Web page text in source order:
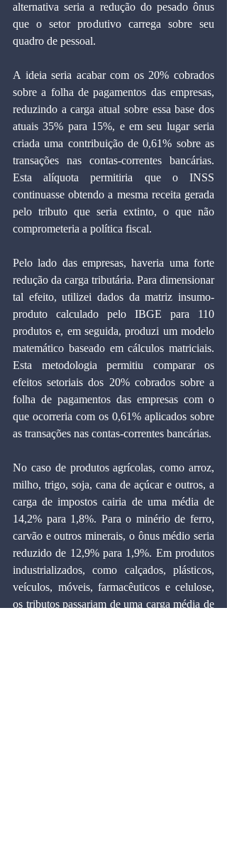
alternativa seria a redução do pesado ônus
que o setor produtivo carrega sobre seu
quadro de pessoal.
A ideia seria acabar com os 20% cobrados
sobre a folha de pagamentos das empresas,
reduzindo a carga atual sobre essa base dos
atuais 35% para 15%, e em seu lugar seria
criada uma contribuição de 0,61% sobre as
transações nas contas-correntes bancárias.
Esta alíquota permitiria que o INSS
continuasse obtendo a mesma receita gerada
pelo tributo que seria extinto, o que não
comprometeria a política fiscal.
Pelo lado das empresas, haveria uma forte
redução da carga tributária. Para dimensionar
tal efeito, utilizei dados da matriz insumo-
produto calculado pelo IBGE para 110
produtos e, em seguida, produzi um modelo
matemático baseado em cálculos matriciais.
Esta metodologia permitiu comparar os
efeitos setoriais dos 20% cobrados sobre a
folha de pagamentos das empresas com o
que ocorreria com os 0,61% aplicados sobre
as transações nas contas-correntes bancárias.
No caso de produtos agrícolas, como arroz,
milho, trigo, soja, cana de açúcar e outros, a
carga de impostos cairia de uma média de
14,2% para 1,8%. Para o minério de ferro,
carvão e outros minerais, o ônus médio seria
reduzido de 12,9% para 1,9%. Em produtos
industrializados, como calçados, plásticos,
veículos, móveis, farmacêuticos e celulose,
os tributos passariam de uma carga média de